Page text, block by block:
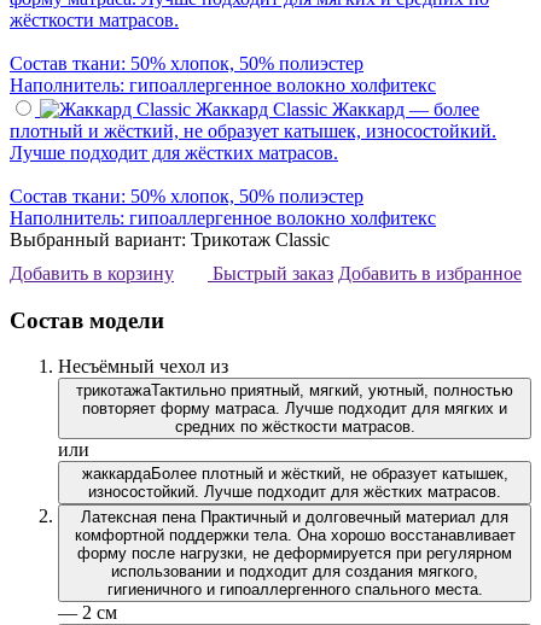
жёсткости матрасов.
Состав ткани: 50% хлопок, 50% полиэстер
Наполнитель: гипоаллергенное волокно холфитекс
Жаккард Classic Жаккард — более
плотный и жёсткий, не образует катышек, износостойкий.
Лучше подходит для жёстких матрасов.
Состав ткани: 50% хлопок, 50% полиэстер
Наполнитель: гипоаллергенное волокно холфитекс
Выбранный вариант: Трикотаж Classic
Добавить в корзину
Быстрый заказ Добавить в избранное
Состав модели
Несъёмный чехол из
трикотажаТактильно приятный, мягкий, уютный, полностью
повторяет форму матраса. Лучше подходит для мягких и
средних по жёсткости матрасов.
или
жаккардаБолее плотный и жёсткий, не образует катышек,
износостойкий. Лучше подходит для жёстких матрасов.
Латексная пенаПрактичный и долговечный материал для
комфортной поддержки тела. Она хорошо восстанавливает
форму после нагрузки, не деформируется при регулярном
использовании и подходит для создания мягкого,
гигиеничного и гипоаллергенного спального места.
— 2 см